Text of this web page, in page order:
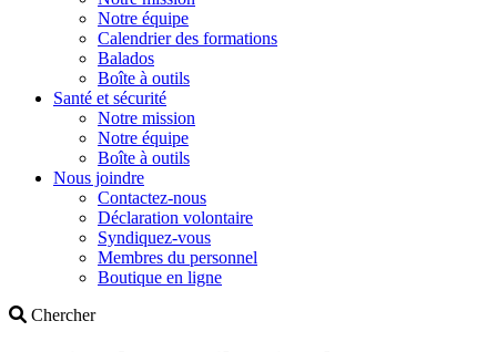
Notre équipe
Calendrier des formations
Balados
Boîte à outils
Santé et sécurité
Notre mission
Notre équipe
Boîte à outils
Nous joindre
Contactez-nous
Déclaration volontaire
Syndiquez-vous
Membres du personnel
Boutique en ligne
ChercherSearch